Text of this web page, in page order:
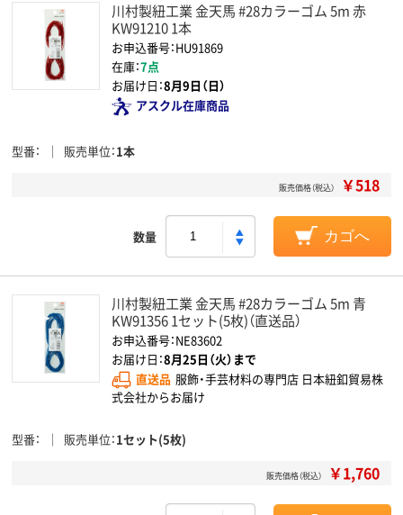
川村製紐工業 金天馬 #28カラーゴム 5m 赤
KW91210 1本
お申込番号：HU91869
在庫：7点
お届け日：8月9日（日）
アスクル在庫商品
型番 販売単位 1本
販売価格（税込） ￥518
数量 カゴへ
川村製紐工業 金天馬 #28カラーゴム 5m 青
KW91356 1セット(5枚)（直送品）
お申込番号：NE83602
お届け日：8月25日（火）まで
直送品 服飾・手芸材料の専門店 日本紐釦貿易株
式会社からお届け
型番 販売単位 1セット(5枚)
販売価格（税込） ￥1,760